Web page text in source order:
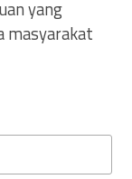
yang
masyarakat